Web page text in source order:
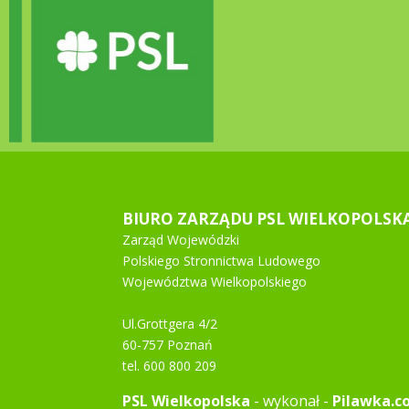
BIURO ZARZĄDU PSL
Zarząd Wojewódzki
Polskiego Stronnictwa Ludowego
Województwa Wielkopolskiego
Ul.Grottgera 4/2
60-757 Poznań
tel. 600 800 209
PSL Wielkopolska - wykonał -